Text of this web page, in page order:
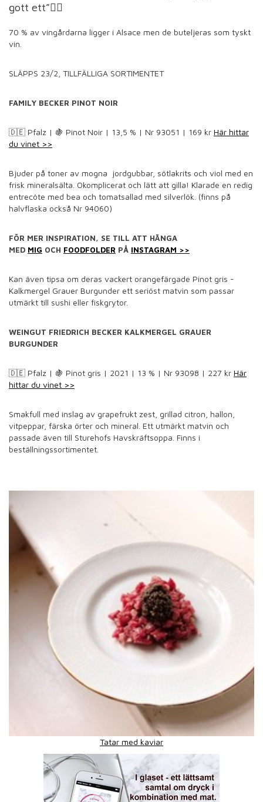
gott ett”👌🏽
70 % av vingårdarna ligger i Alsace men de buteljeras som tyskt
vin.
SLÄPPS 23/2, TILLFÄLLIGA SORTIMENTET
FAMILY BECKER PINOT NOIR
🇩🇪 Pfalz | 🍇 Pinot Noir | 13,5 % | Nr 93051 | 169 kr Här hittar
du vinet >>
Bjuder på toner av mogna
jordgubbar, sötlakrits och viol med en
frisk mineralsälta. Okomplicerat och lätt att gilla! Klarade en redig
entrecôte med bea och tomatsallad med silverlök. (finns på
halvflaska också Nr 94060)
FÖR MER INSPIRATION, SE TILL ATT HÄNGA
MED MIG OCH FOODFOLDER PÅ INSTAGRAM >>
Kan även tipsa om deras vackert orangefärgade Pinot gris -
Kalkmergel Grauer Burgunder ett seriöst matvin som passar
utmärkt till sushi eller fiskgrytor.
WEINGUT FRIEDRICH BECKER KALKMERGEL GRAUER
BURGUNDER
🇩🇪 Pfalz | 🍇 Pinot gris | 2021 | 13 % | Nr 93098 | 227 kr Här
hittar du vinet >>
Smakfull med inslag av grapefrukt zest, grillad citron, hallon,
vitpeppar, färska örter och mineral. Ett utmärkt matvin och
passade även till Sturehofs Havskräftsoppa. Finns i
beställningssortimentet.
Tatar med kaviar